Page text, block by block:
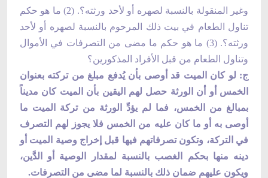
وغير المنقولة بالنسبة لصهره أو لأحد ورثته؟. (2) ما هو حكم
تناول الطعام في بيت ذلك المرحوم بالنسبة لصهره أو لأحد
ورثته؟. (3) ما هو حكم ما مضى من التصرفات في الأموال
وتناول الطعام من قبل الأفراد المذكورين؟
ج: لو كان الميت قد أوصى بأن يُدفع مبلغ من تركته بعنوان
الخمس أو أن الورثة حصل لهم اليقين بأن الميت كان مديناً
بمبالغ من الخمس، فما لم يؤدِّ الورثة من تركة الميت ما
أوصى به أو ما كان عليه من الخمس فلا يجوز لهم التصرف
في التركة، وتكون تصرفاتهم فيها قبل إخراج وصية الميت أو
دينه منها بحكم الغصب بالنسبة لمقدار الوصية أو الدَّين،
ويكون عليهم ضمان ذلك بالنسبة لما مضى من التصرفات.